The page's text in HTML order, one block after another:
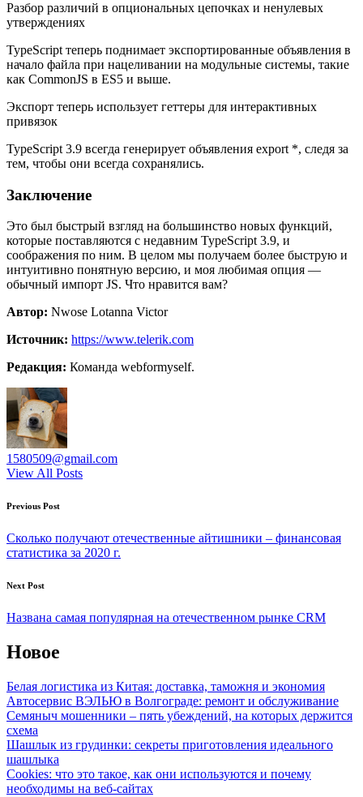
Разбор различий в опциональных цепочках и ненулевых
утверждениях
TypeScript теперь поднимает экспортированные объявления в
начало файла при нацеливании на модульные системы, такие
как CommonJS в ES5 и выше.
Экспорт теперь использует геттеры для интерактивных
привязок
TypeScript 3.9 всегда генерирует объявления export *, следя за
тем, чтобы они всегда сохранялись.
Заключение
Это был быстрый взгляд на большинство новых функций,
которые поставляются с недавним TypeScript 3.9, и
соображения по ним. В целом мы получаем более быструю и
интуитивно понятную версию, и моя любимая опция —
обычный импорт JS. Что нравится вам?
Автор: Nwose Lotanna Victor
Источник: https://www.telerik.com
Редакция: Команда webformyself.
1580509@gmail.com
View All Posts
Post
navigation
Previous Post
Сколько получают отечественные айтишники – финансовая
статистика за 2020 г.
Next Post
Названа самая популярная на отечественном рынке CRM
Новое
Белая логистика из Китая: доставка, таможня и экономия
Автосервис ВЭЛЬЮ в Волгограде: ремонт и обслуживание
Семяныч мошенники – пять убеждений, на которых держится
схема
Шашлык из грудинки: секреты приготовления идеального
шашлыка
Cookies: что это такое, как они используются и почему
необходимы на веб-сайтах